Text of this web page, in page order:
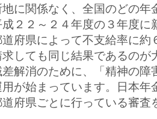
に関係なく、全国のどの年
２２～２４年度の３年度
府県によって不支給率に約
しても同じ結果であるの
解消のために、「精神の障
が始まっています。日本年
府県ごとに行っている審